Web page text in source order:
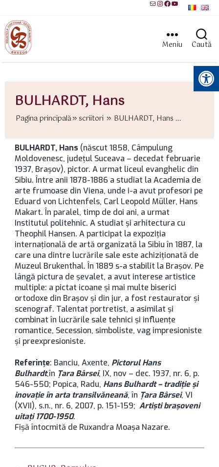
MailInstagram
Facebook
YouTube
Meniu Caută
Instrumente pentru accesibilitate
BULHARDT, Hans
Pagina principală scriitori BULHARDT, Hans ...
BULHARDT, Hans (născut 1858, Câmpulung
Moldovenesc, județul Suceava – decedat februarie
1937, Brașov), pictor. A urmat liceul evanghelic din
Sibiu. Între anii 1878-1886 a studiat la Academia de
arte frumoase din Viena, unde i-a avut profesori pe
Eduard von Lichtenfels, Carl Leopold Müller, Hans
Makart. În paralel, timp de doi ani, a urmat
Institutul politehnic. A studiat și arhitectura cu
Theophil Hansen. A participat la expoziția
internațională de artă organizată la Sibiu în 1887, la
care una dintre lucrările sale este achiziționată de
Muzeul Brukenthal. În 1889 s-a stabilit la Brașov. Pe
lângă pictura de șevalet, a avut interese artistice
multiple: a pictat icoane și mai multe biserici
ortodoxe din Brașov și din jur, a fost restaurator și
scenograf. Talentat portretist, a asimilat și
combinat în lucrările sale tehnici și influențe
romantice, Secession, simboliste, vag impresioniste
și preexpresioniste.
Referințe: Banciu, Axente, Pictorul Hans
Bulhardt,în Țara Bârsei, IX, nov – dec. 1937, nr. 6, p.
546-550; Popica, Radu, Hans Bulhardt – tradiție și
inovație în arta transilvăneană, în Țara Bârsei, VI
(XVII), s.n., nr. 6, 2007, p. 151-159; Artiști brașoveni
uitați 1700-1950.
Fişă întocmită de Ruxandra Moaşa Nazare.